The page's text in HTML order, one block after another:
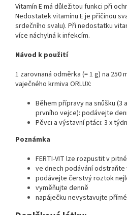
Vitamín E má důležitou funkci při
Nedostatek vitamínu E je příčinou
srdečního svalu). Při nedostatku
více náchylná k infekcím.
Návod k použití
1 zarovnaná odměrka (= 1 g) na 250
vaječného krmiva ORLUX:
Během přípravy na snůšku (3
prvního vejce): podávejte
Pěvci a výstavní ptáci: 3 x
Poznámka
FERTI-VIT lze rozpustit v
ve dnech podávání odstraňte
podávejte čerstvý roztok
vyměňujte denně
napáječku nevystavujte